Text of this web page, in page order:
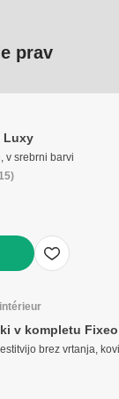
prav
Luxy
v srebrni barvi
15)
v kompletu Fixeo
brez vrtanja,